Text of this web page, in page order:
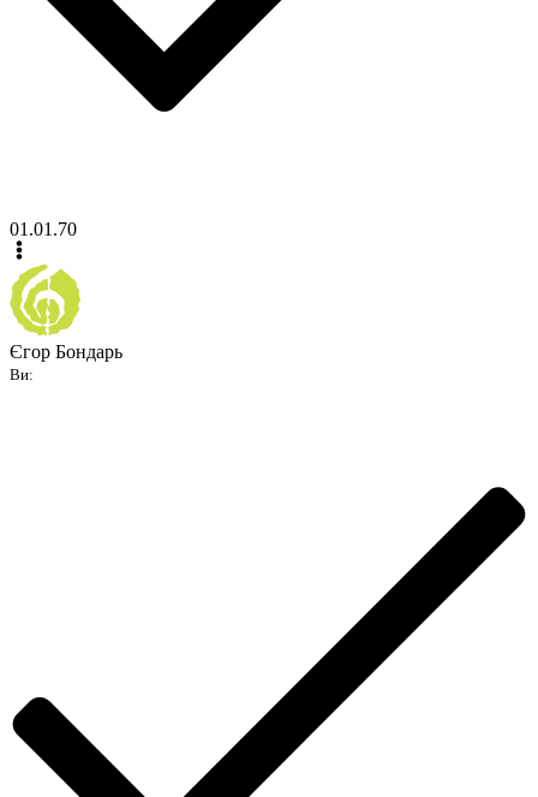
01.01.70
Єгор Бондарь
Ви: